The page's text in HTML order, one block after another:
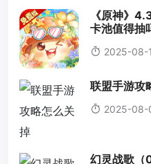
《原神》
卡池值得抽
2025-08-
联盟手游攻
2025-08-
幻灵战歌（